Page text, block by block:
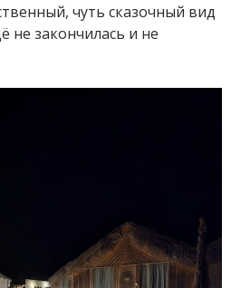
чуть сказочный вид
не закончилась и не